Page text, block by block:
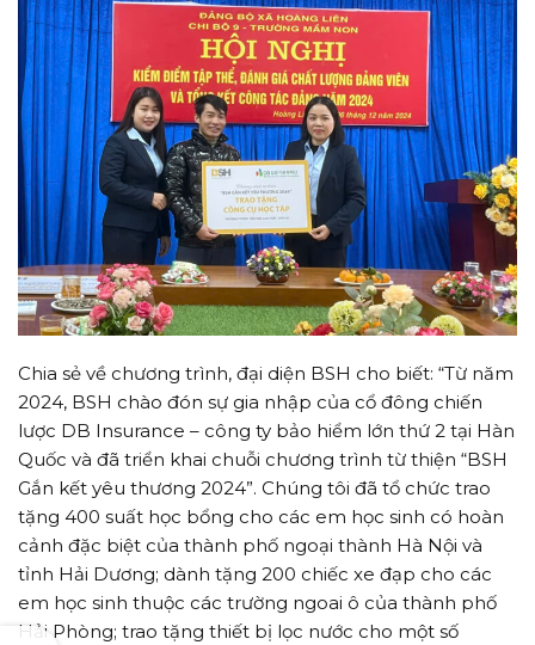
Chia sẻ về chương trình, đại diện BSH cho biết: “Từ năm
2024, BSH chào đón sự gia nhập của cổ đông chiến
lược DB Insurance – công ty bảo hiểm lớn thứ 2 tại Hàn
Quốc và đã triển khai chuỗi chương trình từ thiện “BSH
Gắn kết yêu thương 2024”. Chúng tôi đã tổ chức trao
tặng 400 suất học bổng cho các em học sinh có hoàn
cảnh đặc biệt của thành phố ngoại thành Hà Nội và
tỉnh Hải Dương; dành tặng 200 chiếc xe đạp cho các
em học sinh thuộc các trường ngoai ô của thành phố
Hải Phòng; trao tặng thiết bị lọc nước cho một số